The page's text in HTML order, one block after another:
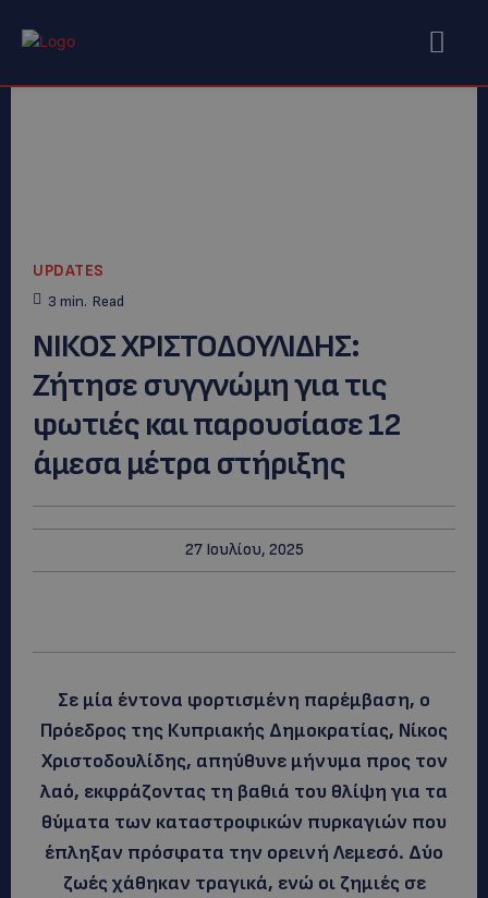
UPDATES
3 min. Read
ΝΙΚΟΣ ΧΡΙΣΤΟΔΟΥΛΙΔΗΣ:
Ζήτησε συγγνώμη για τις
φωτιές και παρουσίασε 12
άμεσα μέτρα στήριξης
27 Ιουλίου, 2025
Σε μία έντονα φορτισμένη παρέμβαση, ο
Πρόεδρος της Κυπριακής Δημοκρατίας, Νίκος
Χριστοδουλίδης, απηύθυνε μήνυμα προς τον
λαό, εκφράζοντας τη βαθιά του θλίψη για τα
θύματα των καταστροφικών πυρκαγιών που
έπληξαν πρόσφατα την ορεινή Λεμεσό. Δύο
ζωές χάθηκαν τραγικά, ενώ οι ζημιές σε